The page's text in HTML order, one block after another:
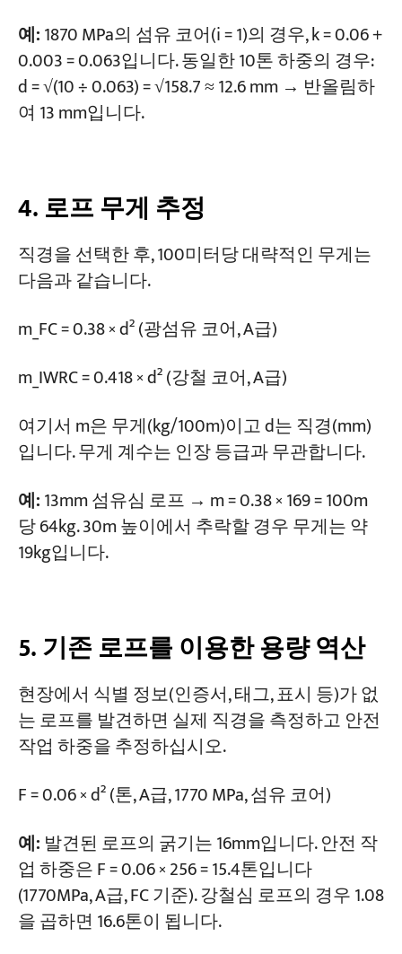
예:1870 MPa의 섬유 코어(i = 1)의 경우, k = 0.06 +
0.003 = 0.063입니다. 동일한 10톤 하중의 경우:
d = √(10 ÷ 0.063) = √158.7 ≈ 12.6 mm → 반올림하
여 13 mm입니다.
4. 로프 무게 추정
직경을 선택한 후, 100미터당 대략적인 무게는
다음과 같습니다.
m_FC = 0.38 × d² (광섬유 코어, A급)
m_IWRC = 0.418 × d² (강철 코어, A급)
여기서 m은 무게(kg/100m)이고 d는 직경(mm)
입니다. 무게 계수는 인장 등급과 무관합니다.
예:13mm 섬유심 로프 → m = 0.38 × 169 = 100m
당 64kg. 30m 높이에서 추락할 경우 무게는 약
19kg입니다.
5. 기존 로프를 이용한 용량 역산
현장에서 식별 정보(인증서, 태그, 표시 등)가 없
는 로프를 발견하면 실제 직경을 측정하고 안전
작업 하중을 추정하십시오.
F = 0.06 × d² (톤, A급, 1770 MPa, 섬유 코어)
예: 발견된 로프의 굵기는 16mm입니다. 안전 작
업 하중은 F = 0.06 × 256 = 15.4톤입니다
(1770MPa, A급, FC 기준). 강철심 로프의 경우 1.08
을 곱하면 16.6톤이 됩니다.